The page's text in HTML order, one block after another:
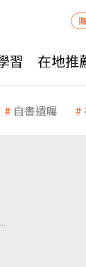
習 在地推
自書遺囑